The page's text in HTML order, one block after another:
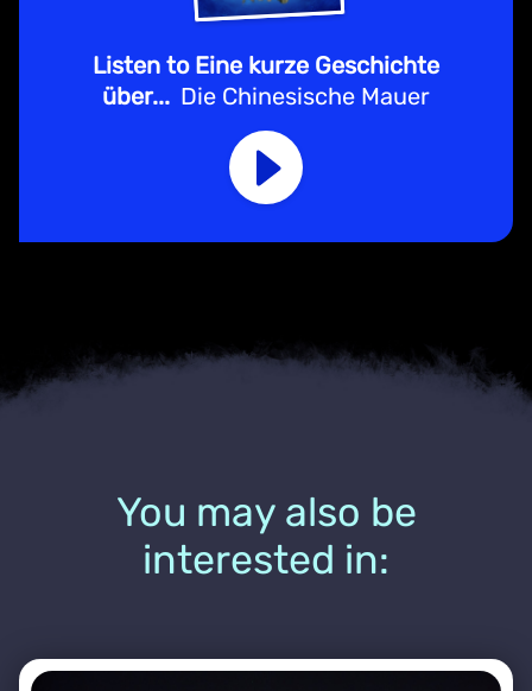
Listen to Eine kurze Geschichte
über... Die Chinesische Mauer
You may also be
interested in: